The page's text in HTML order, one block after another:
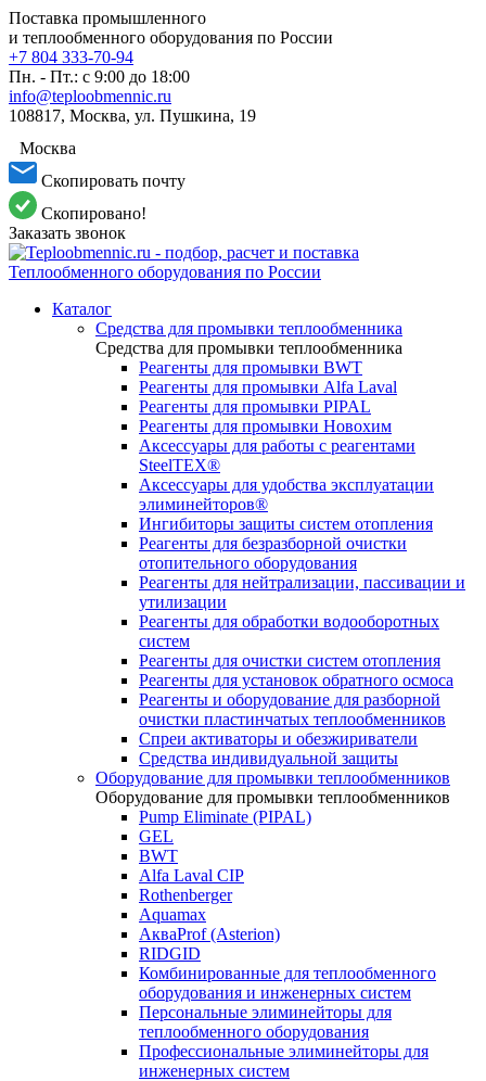
Поставка промышленного
и теплообменного оборудования по России
+7 804 333-70-94
Пн. - Пт.: с 9:00 до 18:00
info@teploobmennic.ru
108817, Москва, ул. Пушкина, 19
Москва
Скопировать почту
Скопировано!
Заказать звонок
Каталог
Средства для промывки теплообменника
Средства для промывки теплообменника
Реагенты для промывки BWT
Реагенты для промывки Alfa Laval
Реагенты для промывки PIPAL
Реагенты для промывки Новохим
Аксессуары для работы с реагентами
SteelTEX®
Аксессуары для удобства эксплуатации
элиминейторов®
Ингибиторы защиты систем отопления
Реагенты для безразборной очистки
отопительного оборудования
Реагенты для нейтрализации, пассивации и
утилизации
Реагенты для обработки водооборотных
систем
Реагенты для очистки систем отопления
Реагенты для установок обратного осмоса
Реагенты и оборудование для разборной
очистки пластинчатых теплообменников
Спреи активаторы и обезжириватели
Средства индивидуальной защиты
Оборудование для промывки теплообменников
Оборудование для промывки теплообменников
Pump Eliminate (PIPAL)
GEL
BWT
Alfa Laval CIP
Rothenberger
Aquamax
АкваProf (Asterion)
RIDGID
Комбинированные для теплообменного
оборудования и инженерных систем
Персональные элиминейторы для
теплообменного оборудования
Профессиональные элиминейторы для
инженерных систем